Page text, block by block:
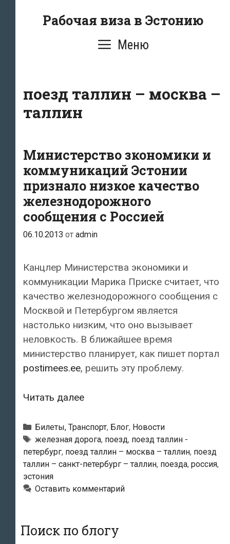
Рабочая виза в Эстонию
Меню
поезд таллин – москва –
таллин
Министерство зкономики и
коммуникаций Эстонии
признало низкое качество
железнодорожного
сообщения с Россией
06.10.2013 от admin
Канцлер Министерства экономики и
коммуникации Марика Приске считает, что
качество железнодорожного сообщения с
Москвой и Петербургом является
настолько низким, что оно вызывает
неловкость. В ближайшее время
министерство планирует, как пишет портал
postimees.ee, решить эту проблему.
Читать далееМинистерство
и
коммуникаций
Эстонии
признало
сообщения
Рубрики
Билеты, Транспорт, Блог, Новости
Метки
железная дорога, поезд, поезд таллин -
петербург, поезд таллин – москва – таллин, поезд
таллин – санкт-петербург – таллин, поезда, россия,
эстония
Оставить комментарий
Поиск по блогу